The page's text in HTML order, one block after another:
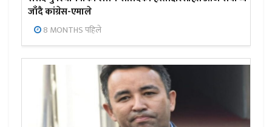
जाँदै कांग्रेस-एमाले
8 MONTHS पहिले